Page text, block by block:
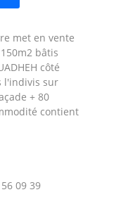
met en vente
bâtis
côté
l'indivis sur
+ 80
contient
09 39